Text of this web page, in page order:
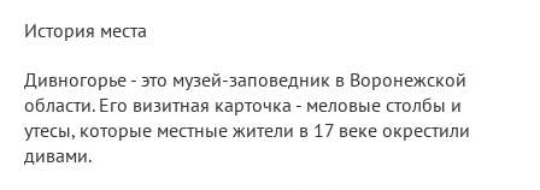
История места
Дивногорье - это музей-заповедник в Воронежской
области. Его визитная карточка - меловые столбы и
утесы, которые местные жители в 17 веке окрестили
дивами.